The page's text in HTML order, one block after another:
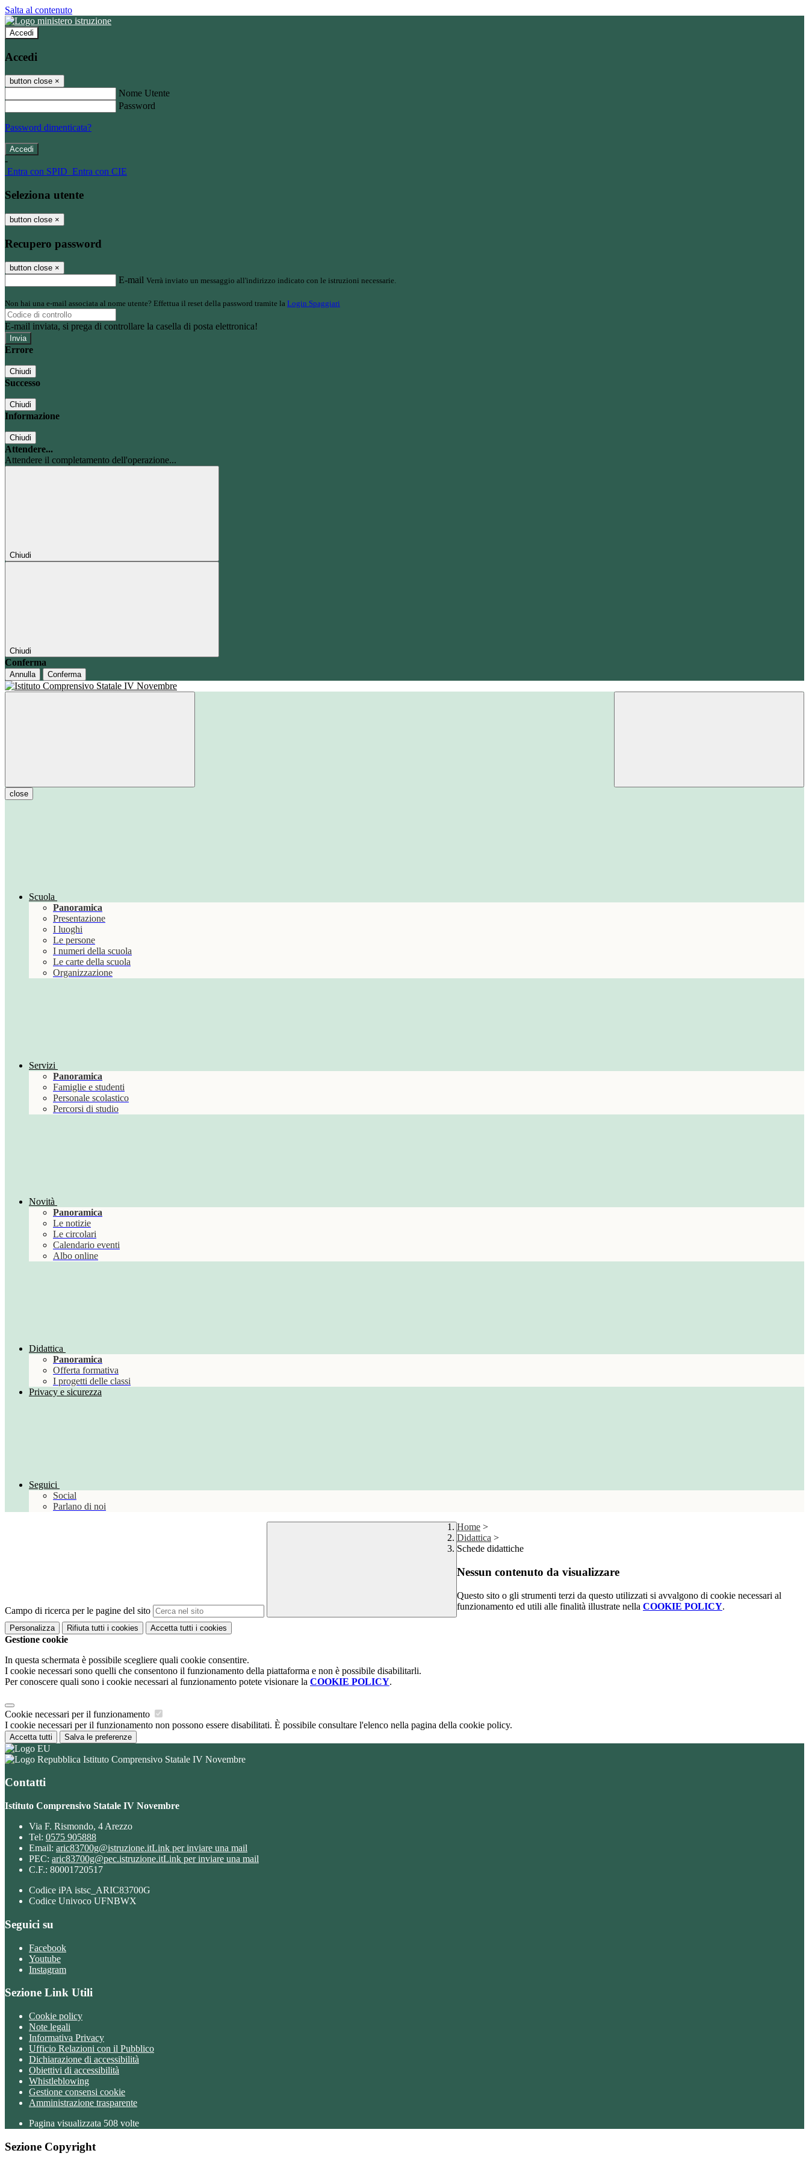
Salta al contenuto
Accedi
Accedi
button close ×
Nome Utente
Password
Password dimenticata?
-
Entra con SPID Entra con CIE
Seleziona utente
button close ×
Recupero password
button close ×
E-mail Verrà inviato un messaggio all'indirizzo indicato con le istruzioni necessarie.
Non hai una e-mail associata al nome utente? Effettua il reset della password tramite la Login Spaggiari
E-mail inviata, si prega di controllare la casella di posta elettronica!
Errore
Chiudi
Successo
Chiudi
Informazione
Chiudi
Attendere...
Attendere il completamento dell'operazione...
Chiudi
Chiudi
Conferma
Annulla Conferma
close
Scuola
Panoramica
Presentazione
I luoghi
Le persone
I numeri della scuola
Le carte della scuola
Organizzazione
Servizi
Panoramica
Famiglie e studenti
Personale scolastico
Percorsi di studio
Novità
Panoramica
Le notizie
Le circolari
Calendario eventi
Albo online
Didattica
Panoramica
Offerta formativa
I progetti delle classi
Privacy e sicurezza
Seguici
Social
Parlano di noi
Campo di ricerca per le pagine del sito
Home >
Didattica >
Schede didattiche
Nessun contenuto da visualizzare
Questo sito o gli strumenti terzi da questo utilizzati si avvalgono di cookie necessari al
funzionamento ed utili alle finalità illustrate nella COOKIE POLICY.
Personalizza Rifiuta tutti i cookies Accetta tutti i cookies
Gestione cookie
In questa schermata è possibile scegliere quali cookie consentire.
I cookie necessari sono quelli che consentono il funzionamento della piattaforma e non è possibile disabilitarli.
Per conoscere quali sono i cookie necessari al funzionamento potete visionare la COOKIE POLICY.
Cookie necessari per il funzionamento
I cookie necessari per il funzionamento non possono essere disabilitati. È possibile consultare l'elenco nella pagina della cookie policy.
Accetta tutti Salva le preferenze
Istituto Comprensivo Statale IV Novembre
Contatti
Istituto Comprensivo Statale IV Novembre
Via F. Rismondo, 4 Arezzo
Tel: 0575 905888
Email: aric83700g@istruzione.itLink per inviare una mail
PEC: aric83700g@pec.istruzione.itLink per inviare una mail
C.F.: 80001720517
Codice iPA istsc_ARIC83700G
Codice Univoco UFNBWX
Seguici su
Facebook
Youtube
Instagram
Sezione Link Utili
Cookie policy
Note legali
Informativa Privacy
Ufficio Relazioni con il Pubblico
Dichiarazione di accessibilità
Obiettivi di accessibilità
Whistleblowing
Gestione consensi cookie
Amministrazione trasparente
Pagina visualizzata 508 volte
Sezione Copyright